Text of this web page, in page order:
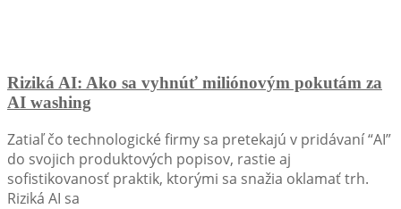
Riziká AI: Ako sa vyhnúť miliónovým pokutám za
AI washing
Zatiaľ čo technologické firmy sa pretekajú v pridávaní “AI”
do svojich produktových popisov, rastie aj
sofistikovanosť praktik, ktorými sa snažia oklamať trh.
Riziká AI sa